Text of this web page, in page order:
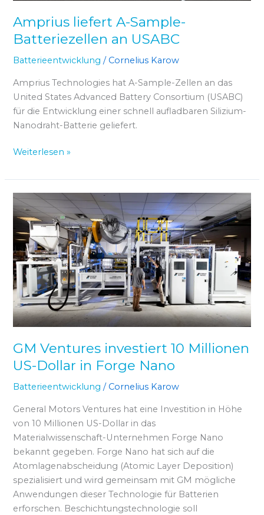
Amprius liefert A-Sample-
Batteriezellen an USABC
Batterieentwicklung / Cornelius Karow
Amprius Technologies hat A-Sample-Zellen an das
United States Advanced Battery Consortium (USABC)
für die Entwicklung einer schnell aufladbaren Silizium-
Nanodraht-Batterie geliefert.
Weiterlesen »
GM Ventures investiert 10 Millionen
US-Dollar in Forge Nano
Batterieentwicklung / Cornelius Karow
General Motors Ventures hat eine Investition in Höhe
von 10 Millionen US-Dollar in das
Materialwissenschaft-Unternehmen Forge Nano
bekannt gegeben. Forge Nano hat sich auf die
Atomlagenabscheidung (Atomic Layer Deposition)
spezialisiert und wird gemeinsam mit GM mögliche
Anwendungen dieser Technologie für Batterien
erforschen. Beschichtungstechnologie soll
GM
Ventures
investiert
10
Millionen
US-
Dollar
in
Forge
Nano